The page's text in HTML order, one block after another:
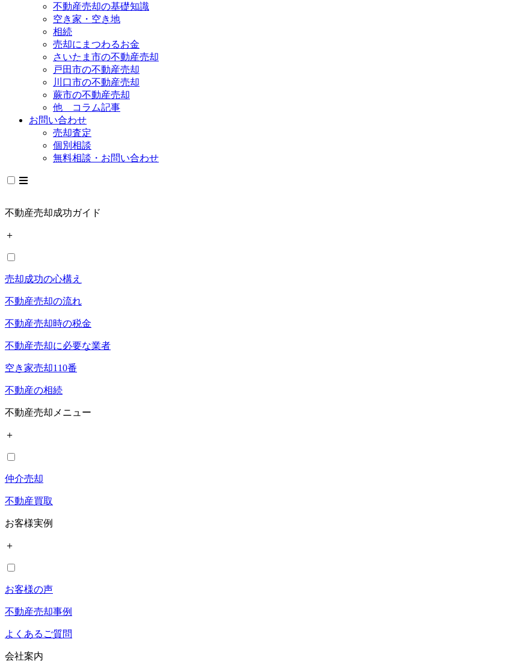
不動産売却の基礎知識
空き家・空き地
相続
売却にまつわるお金
さいたま市の不動産売却
戸田市の不動産売却
川口市の不動産売却
蕨市の不動産売却
他 コラム記事
お問い合わせ
売却査定
個別相談
無料相談・お問い合わせ
不動産売却成功ガイド
＋
売却成功の心構え
不動産売却の流れ
不動産売却時の税金
不動産売却に必要な業者
空き家売却110番
不動産の相続
不動産売却メニュー
＋
仲介売却
不動産買取
お客様実例
＋
お客様の声
不動産売却事例
よくあるご質問
会社案内